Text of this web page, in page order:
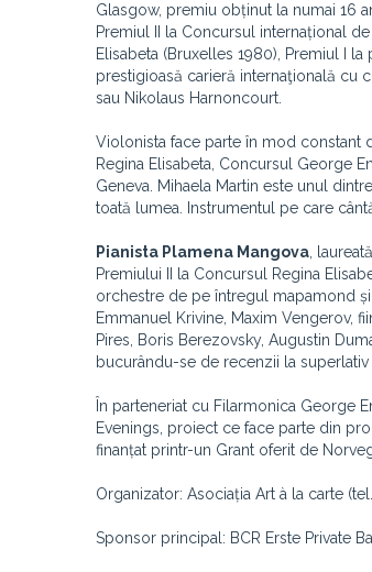
Glasgow, premiu obținut la numai 16
Premiul II la Concursul internațional
Elisabeta (Bruxelles 1980), Premiul I
prestigioasă carieră internaţională cu
sau Nikolaus Harnoncourt.
Violonista face parte în mod constant
Regina Elisabeta, Concursul George
Geneva. Mihaela Martin este unul
toată lumea. Instrumentul pe care
Pianista Plamena Mangova ,
Premiului II la Concursul Regina
orchestre de pe întregul mapamond
Emmanuel Krivine, Maxim Vengerov,
Pires, Boris Berezovsky, Augustin
bucurându-se de recenzii la
În parteneriat cu Filarmonica George
Evenings, proiect ce face parte din
finanțat printr-un Grant oferit de
Organizator: Asociația Art à la carte
Sponsor principal: BCR Erste Private